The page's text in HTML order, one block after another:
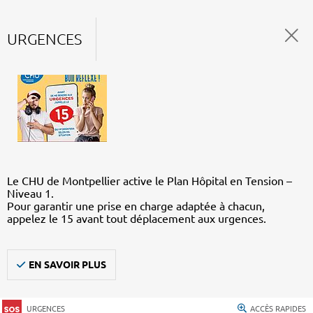
URGENCES
Le CHU de Montpellier active le Plan Hôpital en Tension –
Niveau 1.
Pour garantir une prise en charge adaptée à chacun,
appelez le 15 avant tout déplacement aux urgences.
EN SAVOIR PLUS
URGENCES ACCÈS RAPIDES